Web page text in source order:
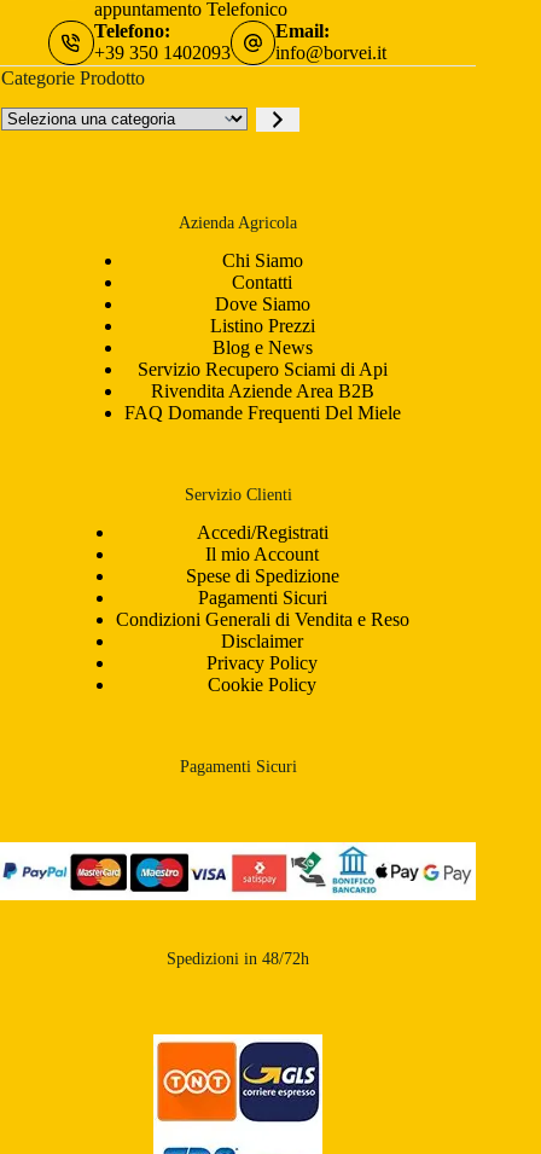
appuntamento Telefonico
Telefono:
+39 350 1402093
Email:
info@borvei.it
Categorie Prodotto
Seleziona
una
Azienda Agricola
Chi Siamo
Contatti
Dove Siamo
Listino Prezzi
Blog e News
Servizio Recupero Sciami di Api
Rivendita Aziende Area B2B
FAQ Domande Frequenti Del Miele
Servizio Clienti
Accedi/Registrati
Il mio Account
Spese di Spedizione
Pagamenti Sicuri
Condizioni Generali di Vendita e Reso
Disclaimer
Privacy Policy
Cookie Policy
Pagamenti Sicuri
Spedizioni in 48/72h